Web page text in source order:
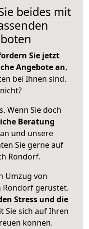
beides mit
Sie jetzt
Angebote an,
bei Ihnen sind.
Wenn Sie doch
Beratung
und unsere
Sie gerne auf
Rondorf.
Umzug von
Rondorf gerüstet.
Stress und die
Sie sich auf Ihren
können.